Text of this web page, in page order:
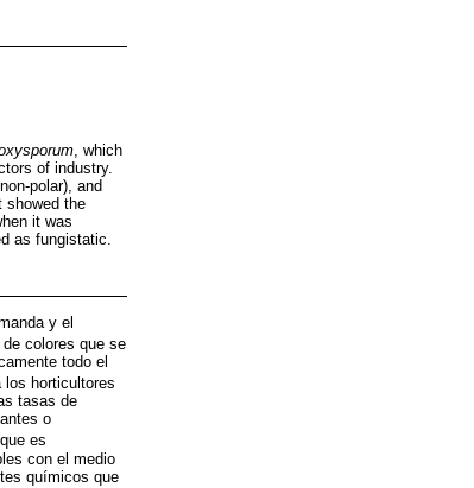
, which
of industry.
polar), and
showed the
it was
as fungistatic.
y el
colores que se
todo el
horticultores
tasas de
o
es
con el medio
químicos que